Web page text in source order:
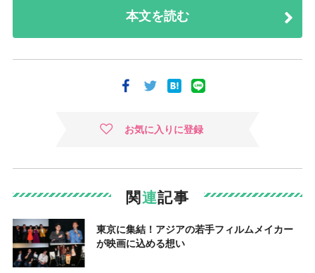
本文を読む
お気に入りに登録
関連記事
東京に集結！アジアの若手フィルムメイカー
が映画に込める想い